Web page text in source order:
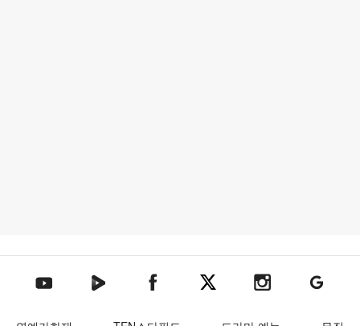
텐아시아 유튜브텐아시아 네이버TV텐아시아 페이스북텐아시아 엑스텐아시아 인스타그램
텐아시아